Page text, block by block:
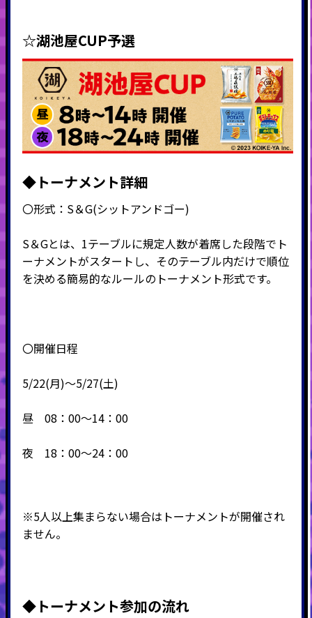
☆湖池屋CUP予選
◆トーナメント詳細
〇形式： S＆G(シットアンドゴー)
S＆Gとは、1テーブルに規定人数が着席した段階でト
ーナメントがスタートし、そのテーブル内だけで順位
を決める簡易的なルールのトーナメント形式です。
〇開催日程
5/22(月)～5/27(土)
昼 08：00～14：00
夜 18：00～24：00
※5人以上集まらない場合はトーナメントが開催され
ません。
◆トーナメント参加の流れ